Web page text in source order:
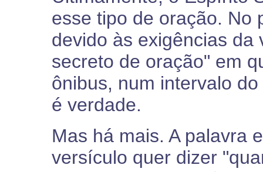
esse tipo de oração. No
devido às exigências da
secreto de oração" em
ônibus, num intervalo
é verdade.
Mas há mais. A palavra
versículo quer dizer